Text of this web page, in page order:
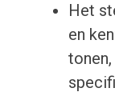
Het
en